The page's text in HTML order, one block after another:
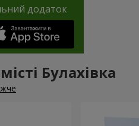
додаток
Булахівка